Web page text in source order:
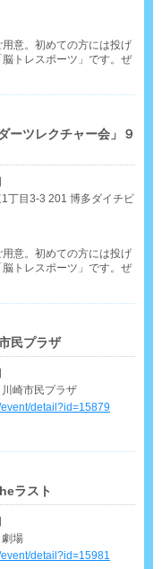
意。初めての方には投げ
トレスポーツ」です。ぜ
ーツレクチャー会」９
丁目3-3 201 博多ダイチビ
意。初めての方には投げ
トレスポーツ」です。ぜ
民プラザ
崎市民プラザ
detail?id=15879
ラスト
場
detail?id=15981